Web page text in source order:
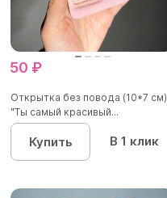
50 ₽
Открытка без повода (10*7 см)
"Ты самый красивый...
Купить В 1 клик